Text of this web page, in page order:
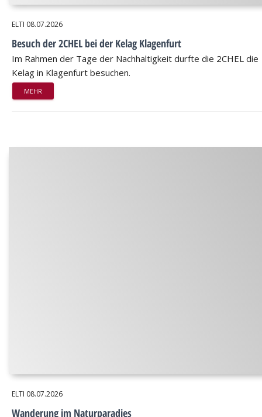
ELTI 08.07.2026
Besuch der 2CHEL bei der Kelag Klagenfurt
Im Rahmen der Tage der Nachhaltigkeit durfte die 2CHEL die
Kelag in Klagenfurt besuchen.
MEHR
ELTI 08.07.2026
Wanderung im Naturparadies